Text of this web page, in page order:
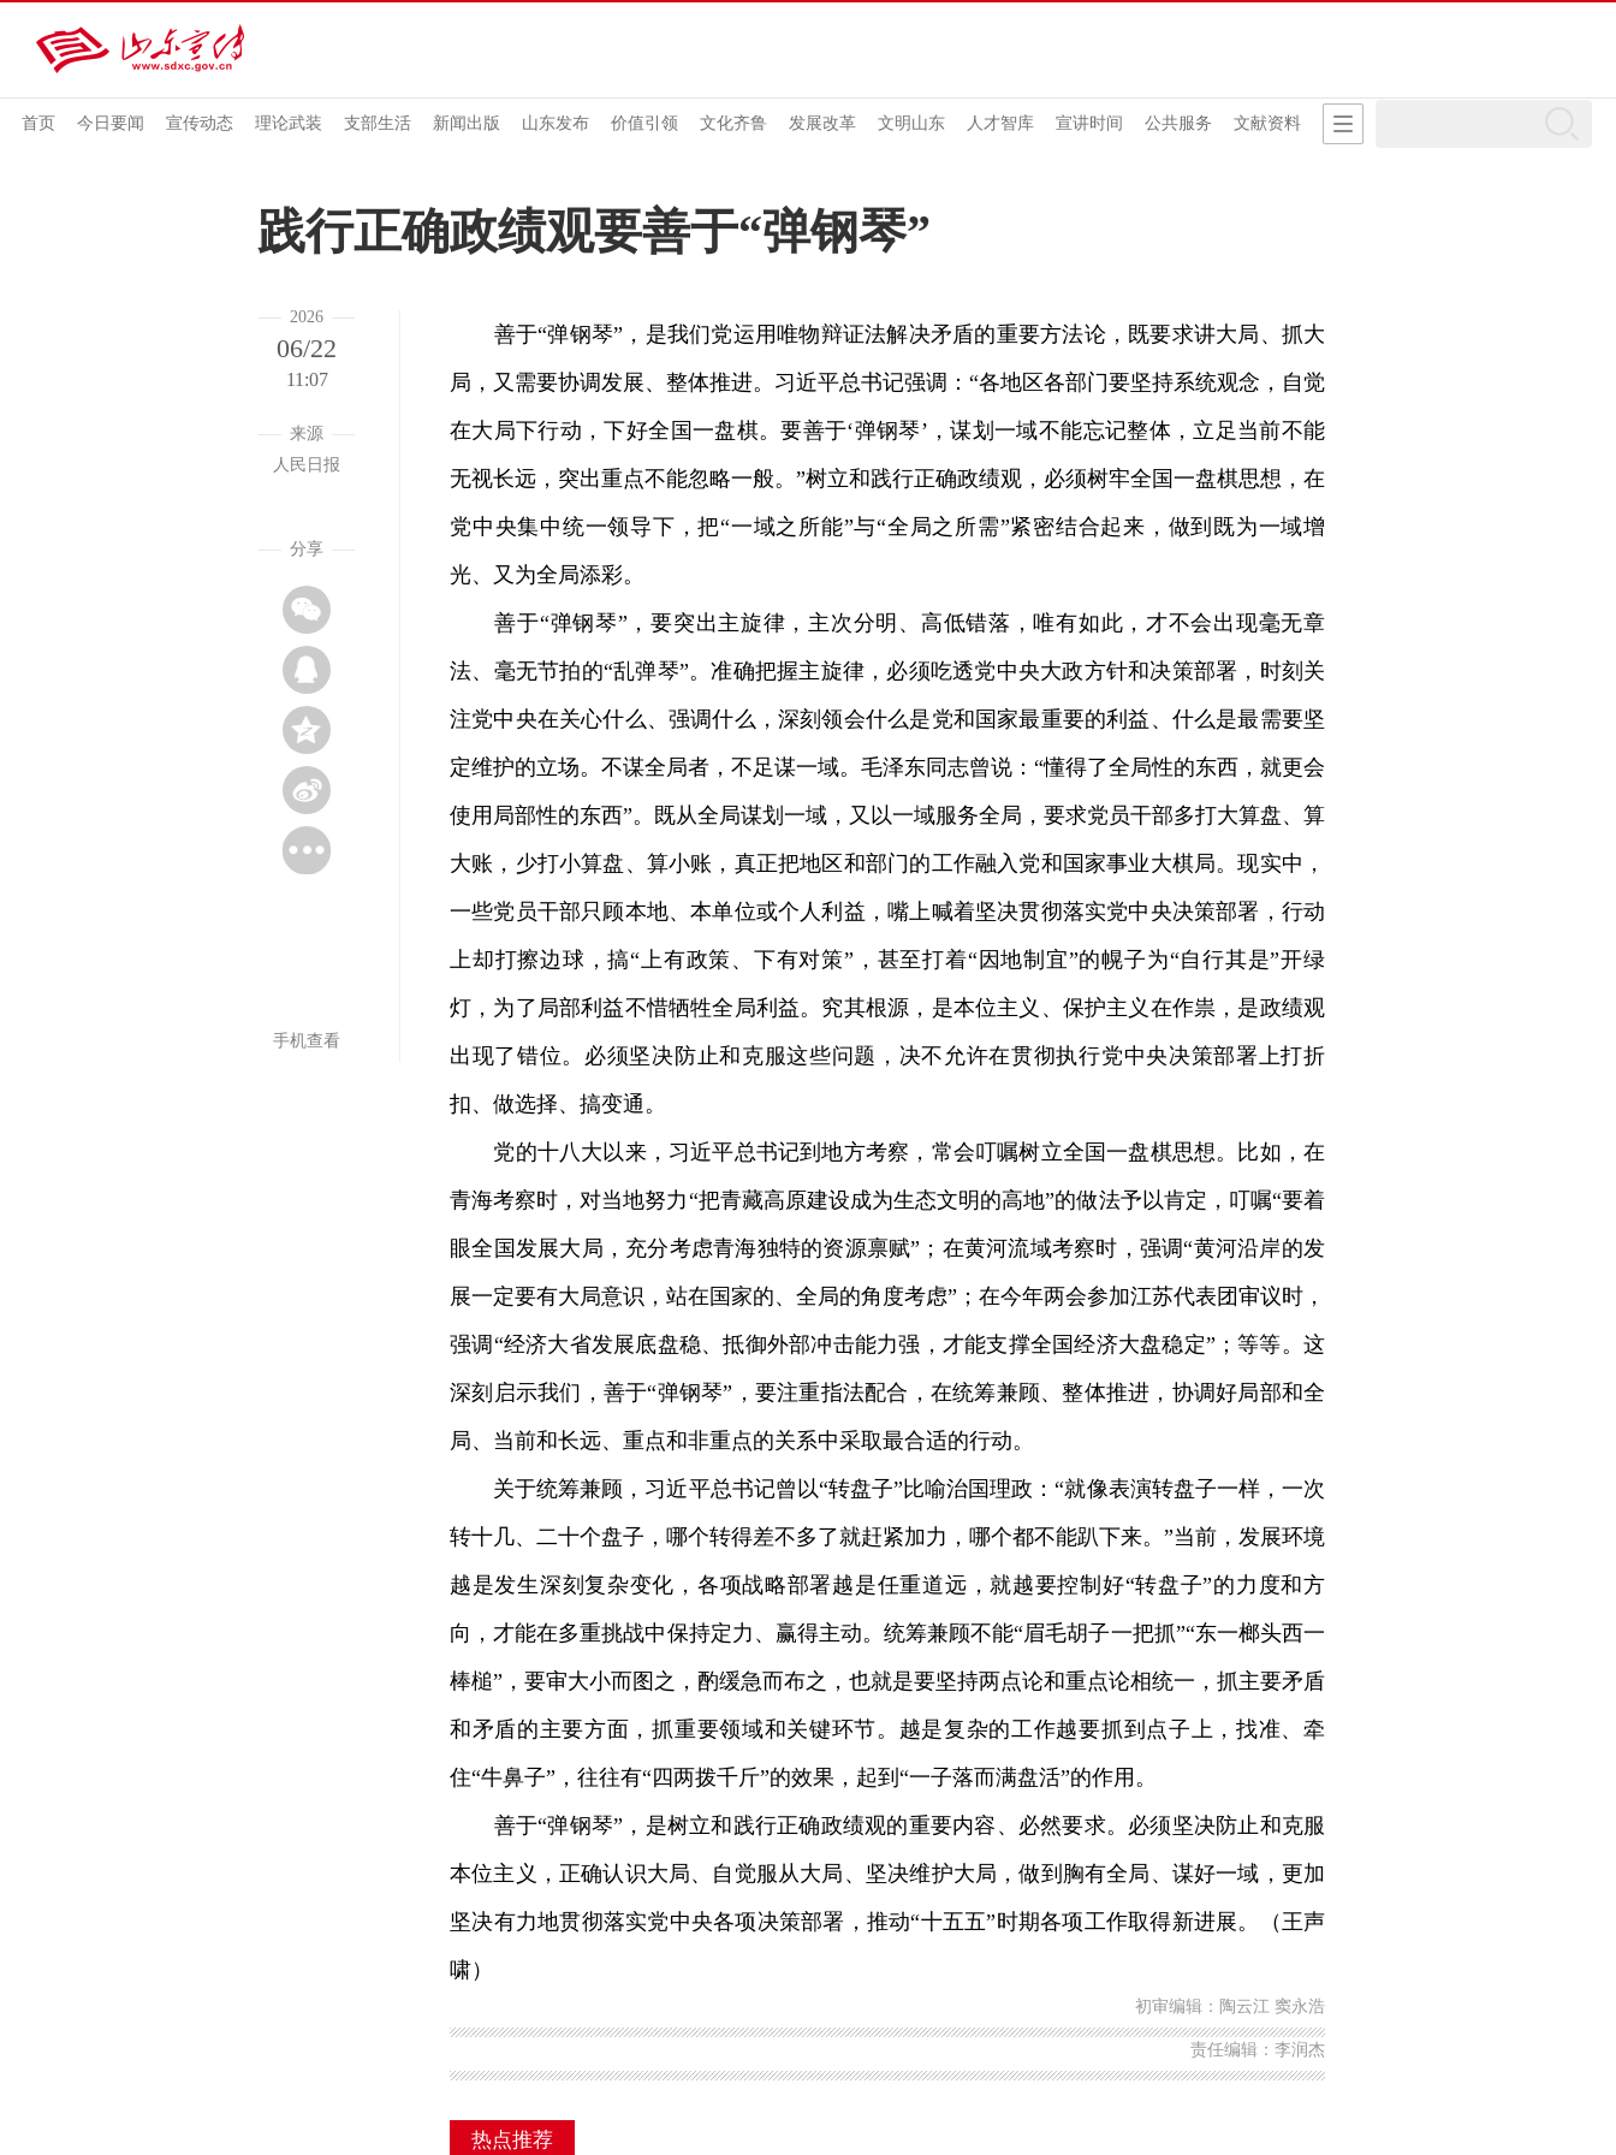
首页 今日要闻 宣传动态 理论武装 支部生活 新闻出版 山东发布 价值引领 文化齐鲁 发展改革 文明山东 人才智库 宣讲时间 公共服务 文献资料
践行正确政绩观要善于“弹钢琴”
2026
06/22
11:07
来源
人民日报
分享
手机查看
善于“弹钢琴”，是我们党运用唯物辩证法解决矛盾的重要方法论，既要求讲大局、抓大
局，又需要协调发展、整体推进。习近平总书记强调：“各地区各部门要坚持系统观念，自觉
在大局下行动，下好全国一盘棋。要善于‘弹钢琴’，谋划一域不能忘记整体，立足当前不能
无视长远，突出重点不能忽略一般。”树立和践行正确政绩观，必须树牢全国一盘棋思想，在
党中央集中统一领导下，把“一域之所能”与“全局之所需”紧密结合起来，做到既为一域增
光、又为全局添彩。
善于“弹钢琴”，要突出主旋律，主次分明、高低错落，唯有如此，才不会出现毫无章
法、毫无节拍的“乱弹琴”。准确把握主旋律，必须吃透党中央大政方针和决策部署，时刻关
注党中央在关心什么、强调什么，深刻领会什么是党和国家最重要的利益、什么是最需要坚
定维护的立场。不谋全局者，不足谋一域。毛泽东同志曾说：“懂得了全局性的东西，就更会
使用局部性的东西”。既从全局谋划一域，又以一域服务全局，要求党员干部多打大算盘、算
大账，少打小算盘、算小账，真正把地区和部门的工作融入党和国家事业大棋局。现实中，
一些党员干部只顾本地、本单位或个人利益，嘴上喊着坚决贯彻落实党中央决策部署，行动
上却打擦边球，搞“上有政策、下有对策”，甚至打着“因地制宜”的幌子为“自行其是”开绿
灯，为了局部利益不惜牺牲全局利益。究其根源，是本位主义、保护主义在作祟，是政绩观
出现了错位。必须坚决防止和克服这些问题，决不允许在贯彻执行党中央决策部署上打折
扣、做选择、搞变通。
党的十八大以来，习近平总书记到地方考察，常会叮嘱树立全国一盘棋思想。比如，在
青海考察时，对当地努力“把青藏高原建设成为生态文明的高地”的做法予以肯定，叮嘱“要着
眼全国发展大局，充分考虑青海独特的资源禀赋”；在黄河流域考察时，强调“黄河沿岸的发
展一定要有大局意识，站在国家的、全局的角度考虑”；在今年两会参加江苏代表团审议时，
强调“经济大省发展底盘稳、抵御外部冲击能力强，才能支撑全国经济大盘稳定”；等等。这
深刻启示我们，善于“弹钢琴”，要注重指法配合，在统筹兼顾、整体推进，协调好局部和全
局、当前和长远、重点和非重点的关系中采取最合适的行动。
关于统筹兼顾，习近平总书记曾以“转盘子”比喻治国理政：“就像表演转盘子一样，一次
转十几、二十个盘子，哪个转得差不多了就赶紧加力，哪个都不能趴下来。”当前，发展环境
越是发生深刻复杂变化，各项战略部署越是任重道远，就越要控制好“转盘子”的力度和方
向，才能在多重挑战中保持定力、赢得主动。统筹兼顾不能“眉毛胡子一把抓”“东一榔头西一
棒槌”，要审大小而图之，酌缓急而布之，也就是要坚持两点论和重点论相统一，抓主要矛盾
和矛盾的主要方面，抓重要领域和关键环节。越是复杂的工作越要抓到点子上，找准、牵
住“牛鼻子”，往往有“四两拨千斤”的效果，起到“一子落而满盘活”的作用。
善于“弹钢琴”，是树立和践行正确政绩观的重要内容、必然要求。必须坚决防止和克服
本位主义，正确认识大局、自觉服从大局、坚决维护大局，做到胸有全局、谋好一域，更加
坚决有力地贯彻落实党中央各项决策部署，推动“十五五”时期各项工作取得新进展。（王声
啸）
初审编辑：陶云江 窦永浩
责任编辑：李润杰
热点推荐